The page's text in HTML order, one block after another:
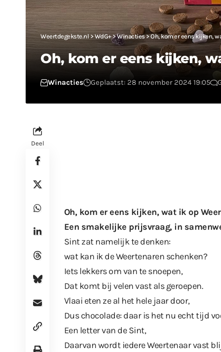
Weertdegekste.nl>WdG+>Winacties>Oh, kom er eens kijken,
Oh, kom er eens kijken,
Winacties Geplaatst: 28 november 2024 19:05
Deel
Oh, kom er eens kijken, wat ik op
Een smakelijke prijsvraag, in
Sint zat namelijk te denken:
wat kan ik de Weertenaren schenken?
Iets lekkers om van te snoepen,
Dat komt bij velen vast als geroepen.
Vlaai eten ze al het hele jaar door,
Dus chocolade: daar is het nu echt tijd
Een letter van de Sint,
Daarvan wordt iedere Weertenaar vast